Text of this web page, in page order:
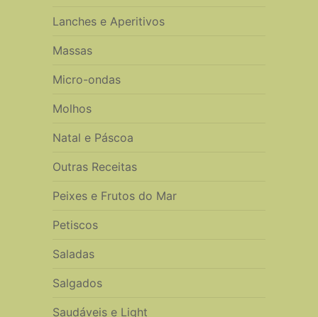
Lanches e Aperitivos
Massas
Micro-ondas
Molhos
Natal e Páscoa
Outras Receitas
Peixes e Frutos do Mar
Petiscos
Saladas
Salgados
Saudáveis e Light